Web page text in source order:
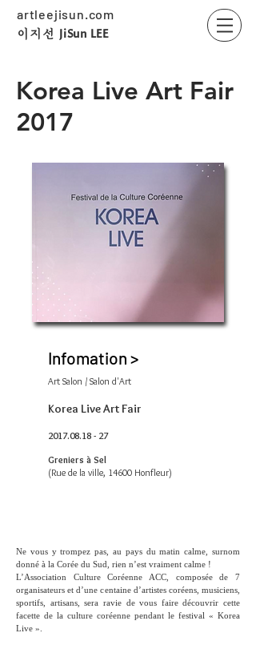
artleejisun.com
​이지선 JiSun LEE
Korea Live Art Fair
2017
Infomation >
Art Salon / Salon d'Art
Korea Live Art Fair
2017.08.18 - 27
Greniers à Sel
(Rue de la ville, 14600 Honfleur)
Ne vous y trompez pas, au pays du matin calme, surnom
donné à la Corée du Sud, rien n’est vraiment calme !
L’Association Culture Coréenne ACC, composée de 7
organisateurs et d’une centaine d’artistes coréens, musiciens,
sportifs, artisans, sera ravie de vous faire découvrir cette
facette de la culture coréenne pendant le festival « Korea
Live ».